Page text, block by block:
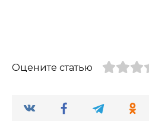
Оцените статью